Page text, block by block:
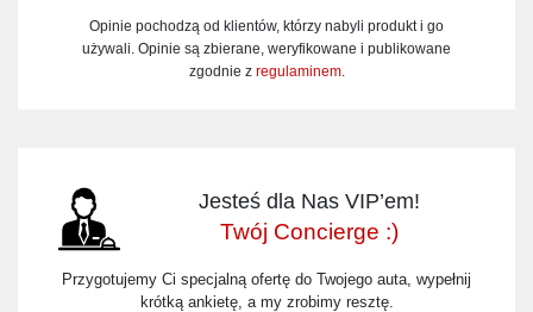
Opinie pochodzą od klientów, którzy nabyli produkt i go
używali. Opinie są zbierane, weryfikowane i publikowane
zgodnie z regulaminem.
Jesteś dla Nas VIP’em!
Twój Concierge :)
Przygotujemy Ci specjalną ofertę do Twojego auta, wypełnij
krótką ankietę, a my zrobimy resztę.